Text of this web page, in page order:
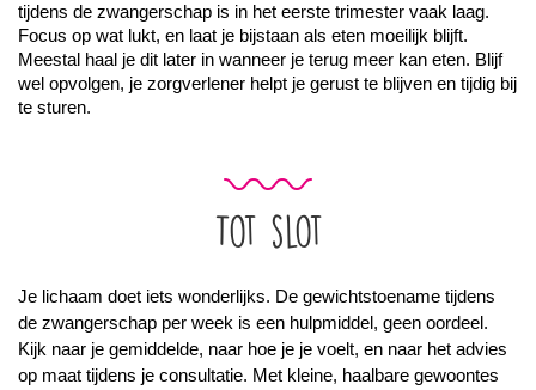
tijdens de zwangerschap is in het eerste trimester vaak laag.
Focus op wat lukt, en laat je bijstaan als eten moeilijk blijft.
Meestal haal je dit later in wanneer je terug meer kan eten. Blijf
wel opvolgen, je zorgverlener helpt je gerust te blijven en tijdig bij
te sturen.
Tot slot
Je lichaam doet iets wonderlijks. De gewichtstoename tijdens
de zwangerschap per week is een hulpmiddel, geen oordeel.
Kijk naar je gemiddelde, naar hoe je je voelt, en naar het advies
op maat tijdens je consultatie. Met kleine, haalbare gewoontes